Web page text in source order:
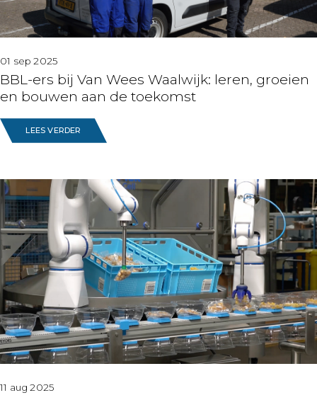
01 sep 2025
BBL-ers bij Van Wees Waalwijk: leren, groeien
en bouwen aan de toekomst
LEES VERDER
11 aug 2025